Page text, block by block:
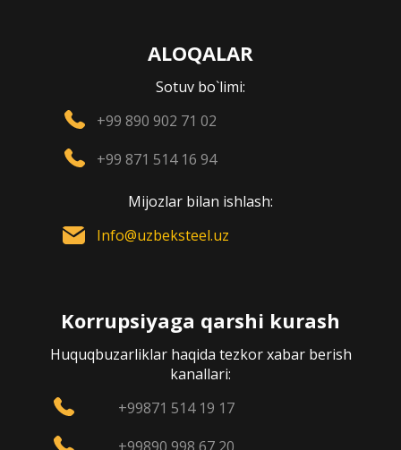
ALOQALAR
Sotuv bo`limi:
+99 890 902 71 02
+99 871 514 16 94
Mijozlar bilan ishlash:
Info@uzbeksteel.uz
Korrupsiyaga qarshi kurash
Huquqbuzarliklar haqida tezkor xabar berish
kanallari:
+99871 514 19 17